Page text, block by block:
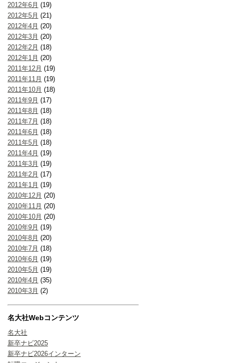
2012年6月 (19)
2012年5月 (21)
2012年4月 (20)
2012年3月 (20)
2012年2月 (18)
2012年1月 (20)
2011年12月 (19)
2011年11月 (19)
2011年10月 (18)
2011年9月 (17)
2011年8月 (18)
2011年7月 (18)
2011年6月 (18)
2011年5月 (18)
2011年4月 (19)
2011年3月 (19)
2011年2月 (17)
2011年1月 (19)
2010年12月 (20)
2010年11月 (20)
2010年10月 (20)
2010年9月 (19)
2010年8月 (20)
2010年7月 (18)
2010年6月 (19)
2010年5月 (19)
2010年4月 (35)
2010年3月 (2)
名大社Webコンテンツ
名大社
新卒ナビ2025
新卒ナビ2026インターン